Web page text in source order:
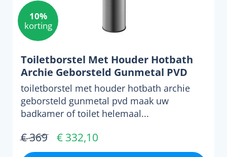
10%
korting
Toiletborstel Met Houder Hotbath
Archie Geborsteld Gunmetal PVD
toiletborstel met houder hotbath archie
geborsteld gunmetal pvd maak uw
badkamer of toilet helemaal...
€ 369 € 332,10